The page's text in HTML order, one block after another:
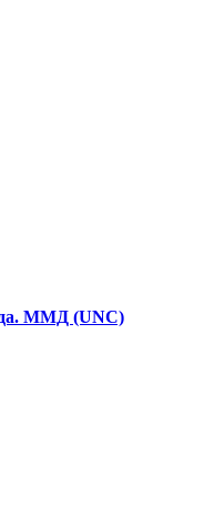
ММД (UNC)